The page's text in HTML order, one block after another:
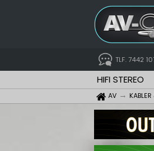
TLF. 7442
HIFI STEREO
AV